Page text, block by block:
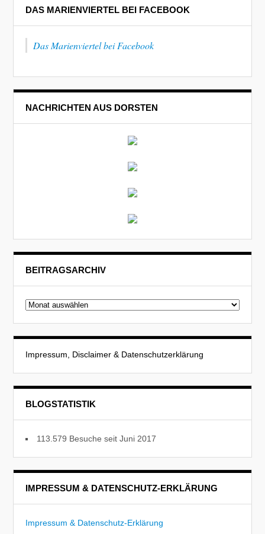
DAS MARIENVIERTEL BEI FACEBOOK
Das Marienviertel bei Facebook
NACHRICHTEN AUS DORSTEN
BEITRAGSARCHIV
Beitragsarchiv
Impressum, Disclaimer & Datenschutzerklärung
BLOGSTATISTIK
113.579 Besuche seit Juni 2017
IMPRESSUM & DATENSCHUTZ-ERKLÄRUNG
Impressum & Datenschutz-Erklärung